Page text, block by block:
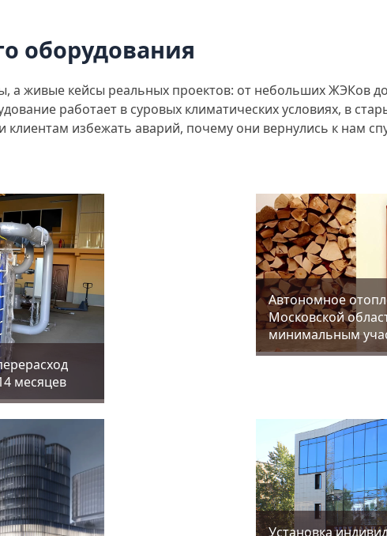
оборудования
а живые кейсы реальных проектов: от небольших ЖЭКов
работает в суровых климатических условиях, в
клиентам избежать аварий, почему они вернулись к нам
месяцев
Aвтономное
Московской
минимальным
Установка